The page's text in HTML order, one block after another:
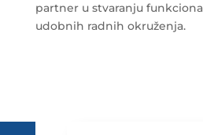
partner u stvaranju
udobnih radnih okruženja.